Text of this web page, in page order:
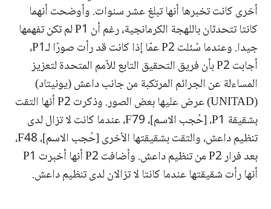
أخرى كانت تخبرها أنها تبلغ عشر سنوات. وأوضحت أنهما
كانتا تتحدثان باللهجة الكرمانجية، رغم أن P1 لم تكن تفهمها
جيدا. وعندما سُئلت P2 عمّا إذا كانت قد رأت صورًا لـP1،
أجابت P2 بأن فريق التحقيق التابع للأمم المتحدة لتعزيز
المساءلة عن الجرائم المرتكبة من جانب داعش (يونيتاد)
(UNITAD) عرض عليها بعض الصور. وذكرت P2 أنها التقت
بشقيقة P1، [حُجب الاسم]، F79، عندما كانت لا تزال لدى
تنظيم داعش، والتقت بشقيقتها الأخرى [حُجب الاسم]، F48،
بعد فرار P2 من تنظيم داعش. وأضافت P2 أنها أخبرت P1
أنها رأت شقيقتها عندما كانتا لا تزالان لدى تنظيم داعش.